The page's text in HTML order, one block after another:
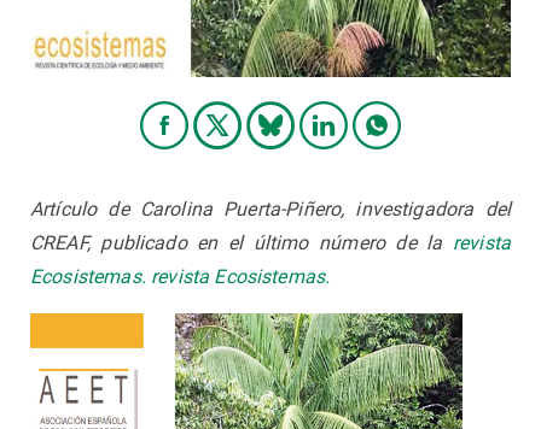
Artículo de Carolina Puerta-Piñero, investigadora del
CREAF, publicado en el último número de la revista
Ecosistemas. revista Ecosistemas.